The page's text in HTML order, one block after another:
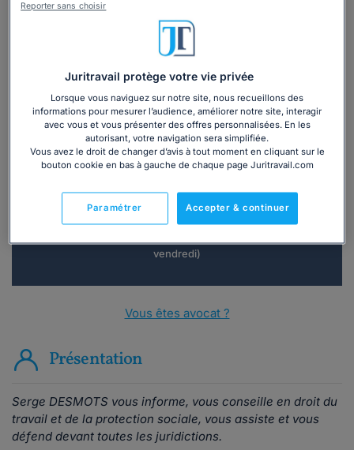
3 devis en 48h
Vous souhaitez une consultation par
téléphone ?
Consulter immédiatement
vendredi)
Vous êtes avocat ?
Présentation
Serge DESMOTS vous informe, vous conseille en droit du
travail et de la protection sociale, vous assiste et vous
défend devant toutes les juridictions.
Juritravail protège votre vie privée
Lorsque vous naviguez sur notre site, nous recueillons des
informations pour mesurer l’audience, améliorer notre site, interagir
avec vous et vous présenter des offres personnalisées. En les
autorisant, votre navigation sera simplifiée.
Vous avez le droit de changer d’avis à tout moment en cliquant sur le
bouton cookie en bas à gauche de chaque page Juritravail.com
Accepter & continuer
Paramétrer
Reporter sans choisir